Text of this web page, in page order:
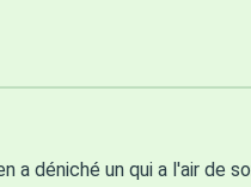
a déniché un qui a l'air de